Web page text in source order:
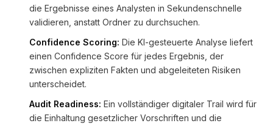
die Ergebnisse eines Analysten in Sekundenschnelle
validieren, anstatt Ordner zu durchsuchen.
Confidence Scoring: Die KI-gesteuerte Analyse liefert
einen Confidence Score für jedes Ergebnis, der
zwischen expliziten Fakten und abgeleiteten Risiken
unterscheidet.
Audit Readiness: Ein vollständiger digitaler Trail wird für
die Einhaltung gesetzlicher Vorschriften und die